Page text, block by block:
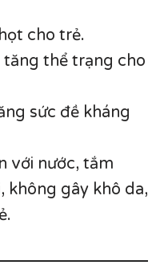
cho trẻ.
thể trạng cho
sức đề kháng
với nước, tắm
không gây khô da,